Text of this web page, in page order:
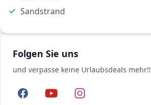
Sandstrand
Folgen Sie uns
und verpasse keine Urlaubsdeals mehr!!
FacebookYouTubeInstagram